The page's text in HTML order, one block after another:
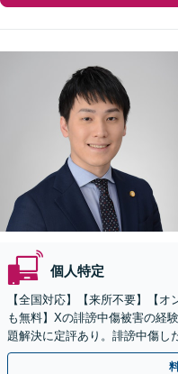
個人特定
【全国対応】【来所不要】【
も無料】Xの誹謗中傷被害の経
題解決に定評あり。誹謗中傷し
人の特定ができる場合もあり。